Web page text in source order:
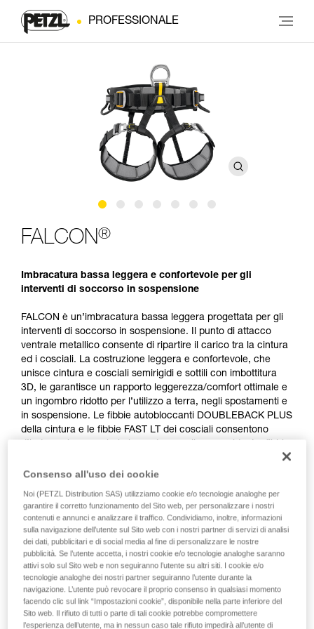
PROFESSIONALE
FALCON®
Imbracatura bassa leggera e confortevole per gli
interventi di soccorso in sospensione
FALCON è un’imbracatura bassa leggera progettata per gli
interventi di soccorso in sospensione. Il punto di attacco
ventrale metallico consente di ripartire il carico tra la cintura
ed i cosciali. La costruzione leggera e confortevole, che
unisce cintura e cosciali semirigidi e sottili con imbottitura
3D, le garantisce un rapporto leggerezza/comfort ottimale e
un ingombro ridotto per l’utilizzo a terra, negli spostamenti e
in sospensione. Le fibbie autobloccanti DOUBLEBACK PLUS
della cintura e le fibbie FAST LT dei cosciali consentono
CROLL L.
Consenso all'uso dei cookie
Noi (PETZL Distribution SAS) utilizziamo cookie e/o tecnologie analoghe per
garantire il corretto funzionamento del Sito web, per personalizzare i nostri
contenuti e annunci e analizzare il traffico. Condividiamo, inoltre, informazioni
sulla navigazione dell’utente sul Sito web con i nostri partner di servizi di analisi
dei dati, pubblicitari e di social media al fine di personalizzare le nostre
pubblicità. Se l’utente accetta, i nostri cookie e/o tecnologie analoghe saranno
attivi solo sul Sito web e non seguiranno l’utente su altri siti. I cookie e/o
tecnologie analoghe dei nostri partner seguiranno l’utente durante la
navigazione. L’utente può revocare il proprio consenso in qualsiasi momento
facendo clic sul link “Impostazioni cookie”, disponibile nella parte inferiore del
Sito web. Il rifiuto di tutti o parte di tali cookie potrebbe compromettere
l’esperienza dell’utente, ma in nessun caso tale rifiuto impedirà all’utente di